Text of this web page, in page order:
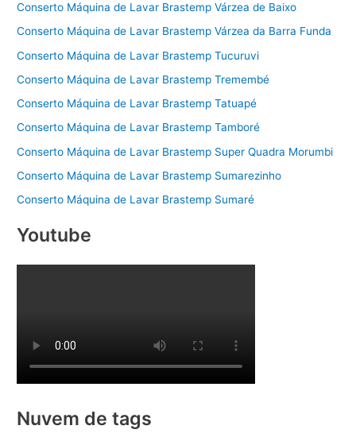
Conserto Máquina de Lavar Brastemp Várzea de Baixo
Conserto Máquina de Lavar Brastemp Várzea da Barra Funda
Conserto Máquina de Lavar Brastemp Tucuruvi
Conserto Máquina de Lavar Brastemp Tremembé
Conserto Máquina de Lavar Brastemp Tatuapé
Conserto Máquina de Lavar Brastemp Tamboré
Conserto Máquina de Lavar Brastemp Super Quadra Morumbi
Conserto Máquina de Lavar Brastemp Sumarezinho
Conserto Máquina de Lavar Brastemp Sumaré
Youtube
Nuvem de tags